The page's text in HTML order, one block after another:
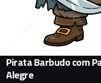
Pirata Barbudo com
Alegre